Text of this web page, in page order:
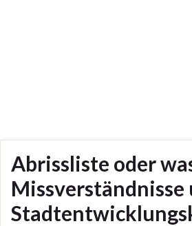
Abrissliste oder
Missverständnisse